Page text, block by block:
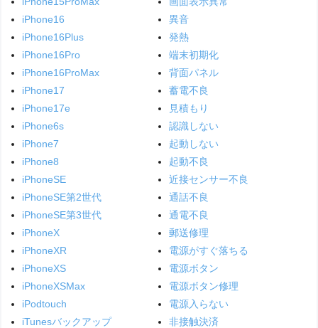
iPhone16
iPhone16Plus
iPhone16Pro
iPhone16ProMax
iPhone17
iPhone17e
iPhone6s
iPhone7
iPhone8
iPhoneSE
iPhoneSE第2世代
iPhoneSE第3世代
iPhoneX
iPhoneXR
iPhoneXS
iPhoneXSMax
iPodtouch
iTunesバックアップ
異音
発熱
端末初期化
背面パネル
蓄電不良
見積もり
認識しない
起動しない
起動不良
近接センサー不良
通話不良
通電不良
郵送修理
電源がすぐ落ちる
電源ボタン
電源ボタン修理
電源入らない
非接触決済